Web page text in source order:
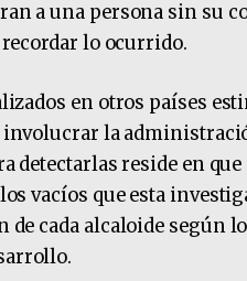
a una persona sin su
lo ocurrido.
en otros países
la
detectarlas reside en
vacíos que esta
de cada alcaloide según